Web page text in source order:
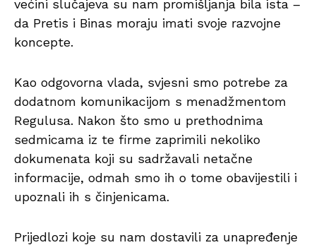
većini slučajeva su nam promišljanja bila ista –
da Pretis i Binas moraju imati svoje razvojne
koncepte.
Kao odgovorna vlada, svjesni smo potrebe za
dodatnom komunikacijom s menadžmentom
Regulusa. Nakon što smo u prethodnima
sedmicama iz te firme zaprimili nekoliko
dokumenata koji su sadržavali netačne
informacije, odmah smo ih o tome obavijestili i
upoznali ih s činjenicama.
Prijedlozi koje su nam dostavili za unapređenje